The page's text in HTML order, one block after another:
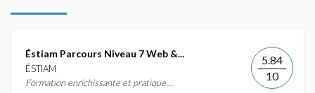
Éstiam Parcours Niveau 7 Web &...
ÉSTIAM
Formation enrichissante et pratique...
5.84
10